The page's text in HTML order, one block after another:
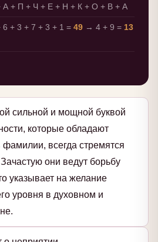
А + П + Ч + Е + Н + К + О + В + А
6 + 3 + 7 + 3 + 1 = 49 → 4 + 9 = 13
сильной и мощной буквой
которые обладают
фамилии, всегда стремятся
они ведут борьбу
указывает на желание
уровня в духовном и